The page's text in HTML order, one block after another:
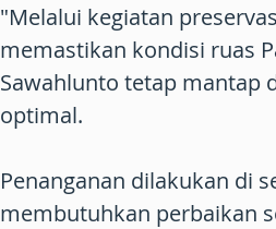
"Melalui kegiatan
memastikan kondisi ruas
Sawahlunto tetap mantap
optimal.
Penanganan dilakukan di
membutuhkan perbaikan